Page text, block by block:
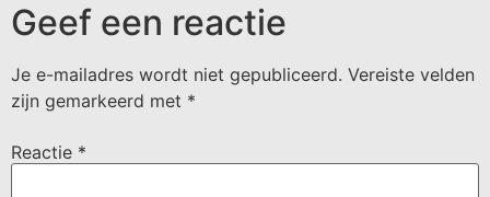
Geef een reactie
Je e-mailadres wordt niet gepubliceerd. Vereiste velden
zijn gemarkeerd met *
Reactie *